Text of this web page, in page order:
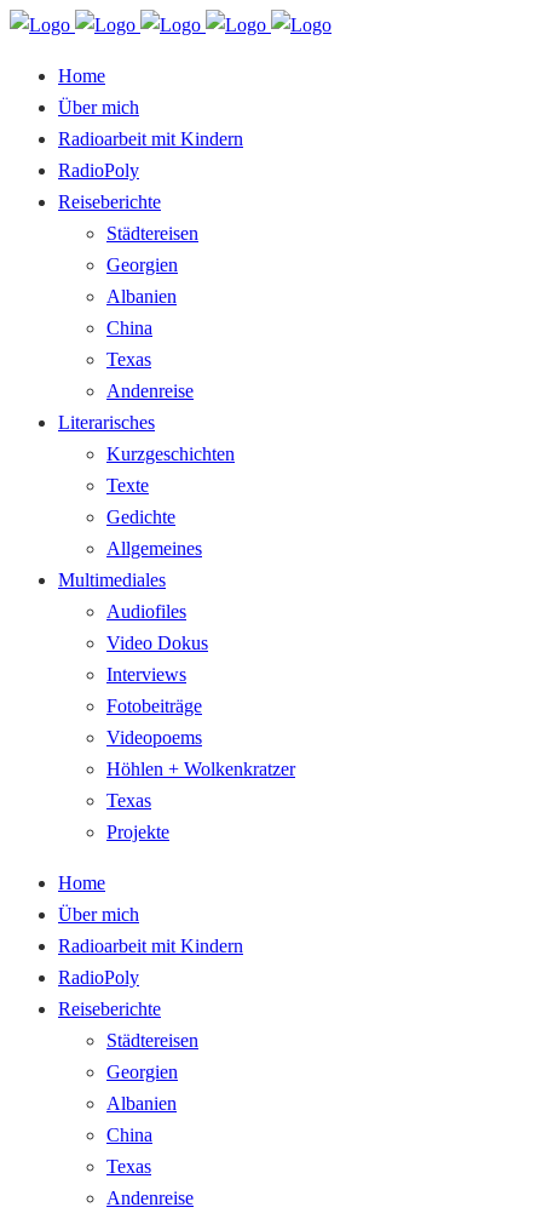
Home
Über mich
Radioarbeit mit Kindern
RadioPoly
Reiseberichte
Städtereisen
Georgien
Albanien
China
Texas
Andenreise
Literarisches
Kurzgeschichten
Texte
Gedichte
Allgemeines
Multimediales
Audiofiles
Video Dokus
Interviews
Fotobeiträge
Videopoems
Höhlen + Wolkenkratzer
Texas
Projekte
Home
Über mich
Radioarbeit mit Kindern
RadioPoly
Reiseberichte
Städtereisen
Georgien
Albanien
China
Texas
Andenreise